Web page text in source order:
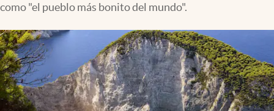
como "el pueblo más bonito del mundo".